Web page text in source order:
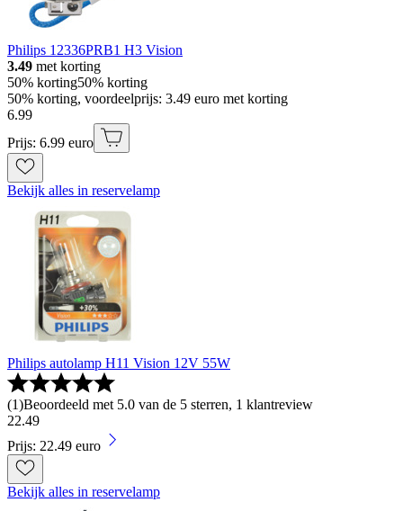
Philips 12336PRB1 H3 Vision
3.49 met korting
50% korting50% korting
50% korting, voordeelprijs: 3.49 euro met korting
6.99
Prijs: 6.99 euro
Bekijk alles in reservelamp
Philips autolamp H11 Vision 12V 55W
(1)Beoordeeld met 5.0 van de 5 sterren, 1 klantreview
22.49
Prijs: 22.49 euro
Bekijk alles in reservelamp